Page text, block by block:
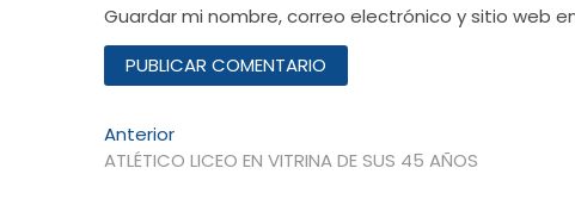
Guardar mi nombre, correo electrónico y sitio web
Navegación
de
AnteriorEntrada
anterior:
ATLÉTICO LICEO EN VITRINA DE SUS 45 AÑOS